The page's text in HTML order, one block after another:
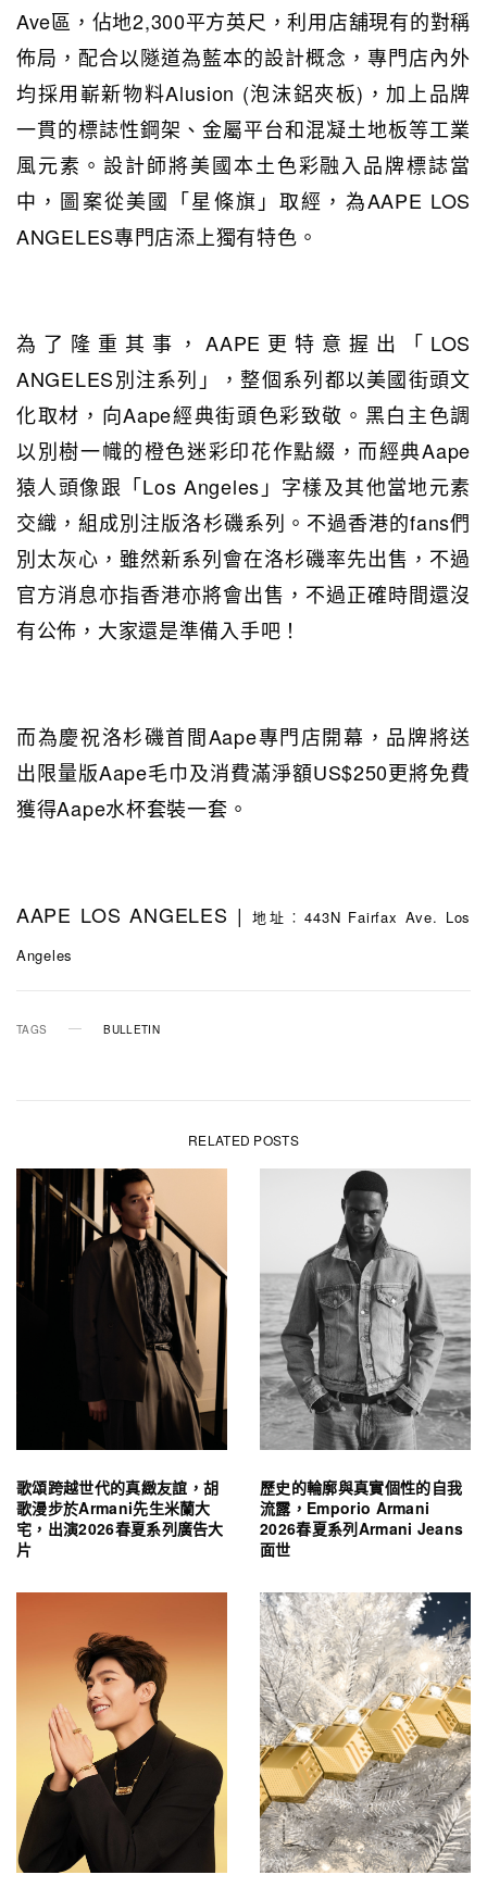
Ave區，佔地2,300平方英尺，利用店舖現有的對稱
佈局，配合以隧道為藍本的設計概念，專門店內外
均採用嶄新物料Alusion (泡沫鋁夾板)，加上品牌
一貫的標誌性鋼架、金屬平台和混凝土地板等工業
風元素。設計師將美國本土色彩融入品牌標誌當
中，圖案從美國「星條旗」取經，為AAPE LOS
ANGELES專門店添上獨有特色。
為了隆重其事，AAPE更特意握出「LOS
ANGELES別注系列」，整個系列都以美國街頭文
化取材，向Aape經典街頭色彩致敬。黑白主色調
以別樹一幟的橙色迷彩印花作點綴，而經典Aape
猿人頭像跟「Los Angeles」字樣及其他當地元素
交織，組成別注版洛杉磯系列。不過香港的fans們
別太灰心，雖然新系列會在洛杉磯率先出售，不過
官方消息亦指香港亦將會出售，不過正確時間還沒
有公佈，大家還是準備入手吧！
而為慶祝洛杉磯首間Aape專門店開幕，品牌將送
出限量版Aape毛巾及消費滿淨額US$250更將免費
獲得Aape水杯套裝一套。
AAPE LOS ANGELES | 地址︰443N Fairfax Ave. Los
Angeles
TAGS BULLETIN
RELATED POSTS
歌頌跨越世代的真緻友誼，胡
歌漫步於Armani先生米蘭大
宅，出演2026春夏系列廣告大
片
歷史的輪廓與真實個性的自我
流露，Emporio Armani
2026春夏系列Armani Jeans
面世